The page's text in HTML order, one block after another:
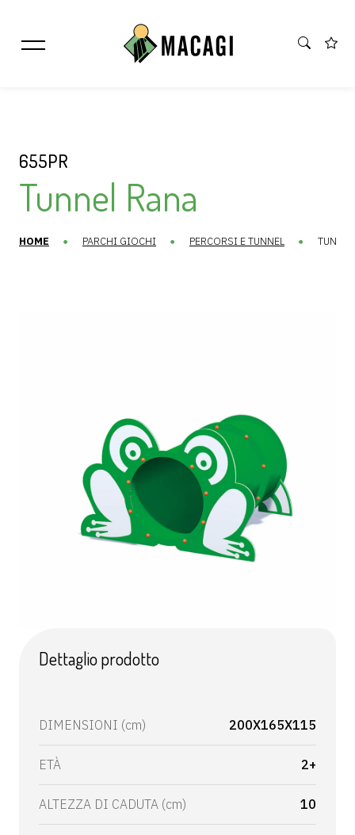
655PR
Tunnel Rana
HOME PARCHI GIOCHI PERCORSI E TUNNEL
Dettaglio prodotto
DIMENSIONI (cm) 200X165X115
ETÀ 2+
ALTEZZA DI CADUTA (cm) 10